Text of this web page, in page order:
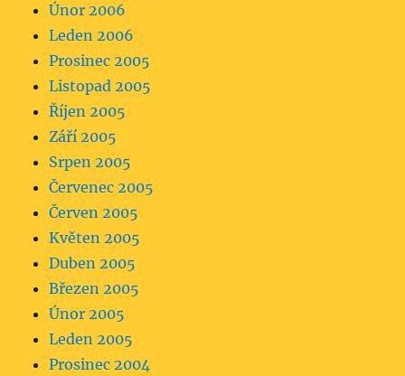
Únor 2006
Leden 2006
Prosinec 2005
Listopad 2005
Říjen 2005
Září 2005
Srpen 2005
Červenec 2005
Červen 2005
Květen 2005
Duben 2005
Březen 2005
Únor 2005
Leden 2005
Prosinec 2004